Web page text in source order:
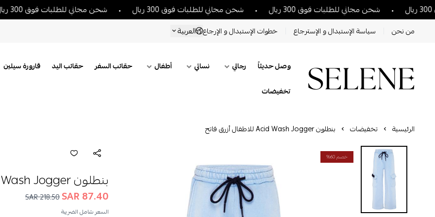
شحن مجاني للطلبات فوق 300 ريال شحن مجاني للطلبات فوق 300 ريال شحن مجاني للطلبات فوق 300 ريال
من نحن سياسة الإستبدال و الإسترجاع خطوات الإستبدال و الإرجاع العربية
وصل حديثاً رجالي نسائي أطفال حقائب السفر حقائب اليد قارورة سيلين
تخفيضات
الرئيسية تخفيضات بنطلون Acid Wash Jogger للاطفال أزرق فاتح
خصم 60%
بنطلون Acid Wash Jogger للاطفال أزرق فاتح
87.40 SAR
218.50 SAR
السعر شامل الضريبة